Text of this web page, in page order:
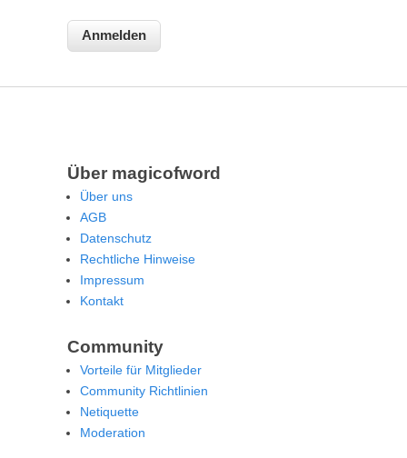
Über magicofword
Über uns
AGB
Datenschutz
Rechtliche Hinweise
Impressum
Kontakt
Community
Vorteile für Mitglieder
Community Richtlinien
Netiquette
Moderation